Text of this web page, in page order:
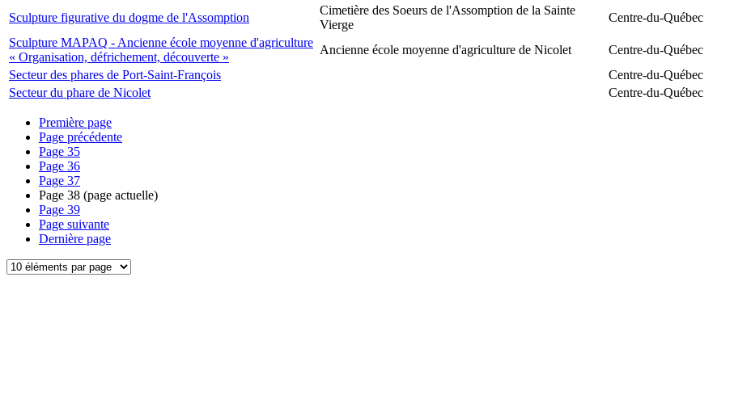
Sculpture figurative du dogme de l'Assomption
Cimetière des Soeurs de l'Assomption de la Sainte
Vierge
Centre-du-Québec
Sculpture MAPAQ - Ancienne école moyenne d'agriculture
« Organisation, défrichement, découverte »
Ancienne école moyenne d'agriculture de Nicolet Centre-du-Québec
Secteur des phares de Port-Saint-François
Centre-du-Québec
Secteur du phare de Nicolet
Centre-du-Québec
Première page
Page précédente
Page 35
Page 36
Page 37
Page 38 (page actuelle)
Page 39
Page suivante
Dernière page